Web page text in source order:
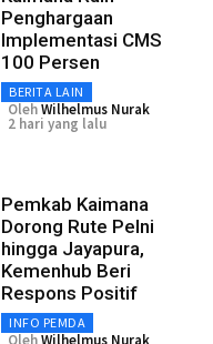
Penghargaan
Implementasi CMS
100 Persen
BERITA LAIN
OlehWilhelmus Nurak
2 hari yang lalu
Pemkab Kaimana
Dorong Rute Pelni
hingga Jayapura,
Kemenhub Beri
Respons Positif
INFO PEMDA
OlehWilhelmus Nurak